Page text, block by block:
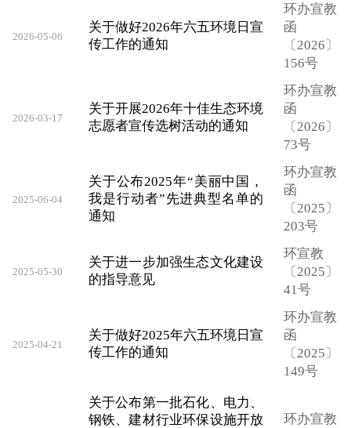
2026-05-06
关于做好2026年六五环境日宣
传工作的通知
环办宣教
函
〔2026〕
156号
2026-03-17
关于开展2026年十佳生态环境
志愿者宣传选树活动的通知
环办宣教
函
〔2026〕
73号
2025-06-04
关于公布2025年“美丽中国，
我是行动者”先进典型名单的
通知
环办宣教
函
〔2025〕
203号
2025-05-30
关于进一步加强生态文化建设
的指导意见
环宣教
〔2025〕
41号
2025-04-21
关于做好2025年六五环境日宣
传工作的通知
环办宣教
函
〔2025〕
149号
关于公布第一批石化、电力、
钢铁、建材行业环保设施开放
环办宣教